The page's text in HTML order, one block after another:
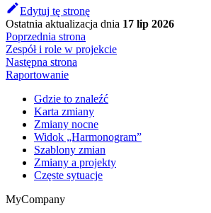
Edytuj tę stronę
Ostatnia aktualizacja dnia 17 lip 2026
Poprzednia strona
Zespół i role w projekcie
Następna strona
Raportowanie
Gdzie to znaleźć
Karta zmiany
Zmiany nocne
Widok „Harmonogram”
Szablony zmian
Zmiany a projekty
Częste sytuacje
MyCompany